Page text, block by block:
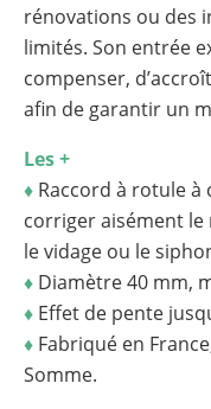
rénovations ou des
limités. Son entrée
compenser,
afin de garantir un
Les +
♦ Raccord à rotule à
corriger aisément
le vidage ou le
♦ Diamètre 40 mm,
♦ Effet de pente
♦ Fabriqué en
Somme.